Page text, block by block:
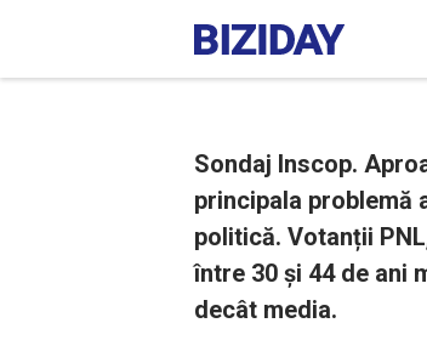
Sondaj Inscop.
principala problemă
politică. Votanții
între 30 și 44 de ani
decât media.